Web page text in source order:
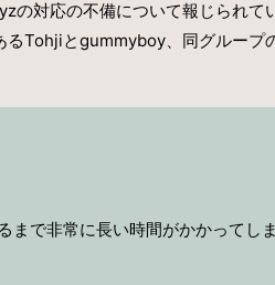
の対応の不備について報じられて
Tohjiとgummyboy、同グループ
で非常に長い時間がかかってし